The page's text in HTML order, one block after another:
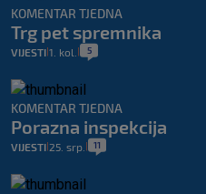
KOMENTAR TJEDNA
Trg pet spremnika
VIJESTI 1. kol. 5
KOMENTAR TJEDNA
Porazna inspekcija
VIJESTI 25. srp. 11